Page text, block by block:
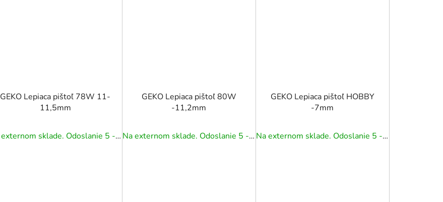
GEKO Lepiaca pištoľ 78W 11-
11,5mm
Na externom sklade. Odoslanie 5 - 7 prac. dní.
GEKO Lepiaca pištoľ 80W
-11,2mm
Na externom sklade. Odoslanie 5 - 7 prac. dní.
GEKO Lepiaca pištoľ HOBBY
-7mm
Na externom sklade. Odoslanie 5 - 7 prac. dní.